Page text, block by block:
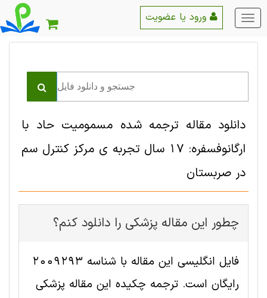
منو
اصلی
دانلود مقاله ترجمه شده مسمومیت حاد با
ارگانوفسفره: 17 سال تجربه ی مرکز کنترل سم
در صربستان
چطور این مقاله پزشکی را دانلود کنم؟
فایل انگلیسی این مقاله با شناسه 2009293
رایگان است. ترجمه چکیده این مقاله پزشکی